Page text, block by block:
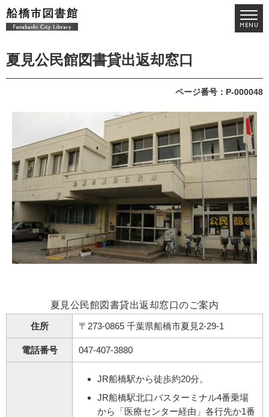
夏見公民館図書貸出返却窓口
ページ番号：P-000048
夏見公民館図書貸出返却窓口のご案内
住所 〒273-0865 千葉県船橋市夏見2-29-1
電話番号 047-407-3880
JR船橋駅から徒歩約20分。
JR船橋駅北口バスターミナル4番乗場
から「医療センター経由」各行先か1番